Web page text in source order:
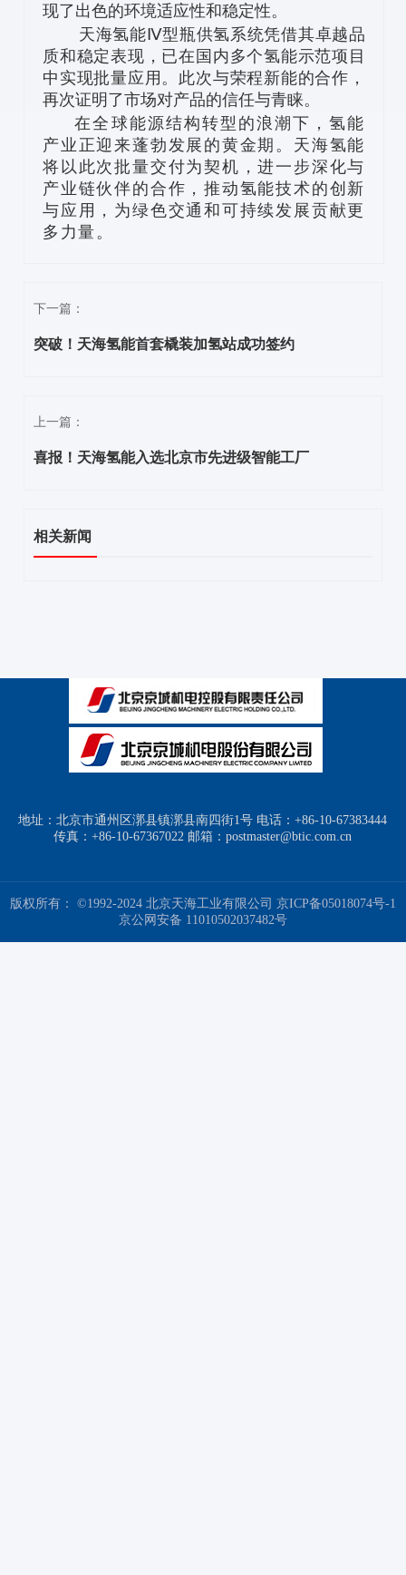
现了出色的环境适应性和稳定性。
天海氢能Ⅳ型瓶供氢系统凭借其卓越品
质和稳定表现，已在国内多个氢能示范项目
中实现批量应用。此次与荣程新能的合作，
再次证明了市场对产品的信任与青睐。
在全球能源结构转型的浪潮下，氢能
产业正迎来蓬勃发展的黄金期。天海氢能
将以此次批量交付为契机，进一步深化与
产业链伙伴的合作，推动氢能技术的创新
与应用，为绿色交通和可持续发展贡献更
多力量。
下一篇：
突破！天海氢能首套橇装加氢站成功签约
上一篇：
喜报！天海氢能入选北京市先进级智能工厂
相关新闻
地址：北京市通州区漷县镇漷县南四街1号 电话：+86-10-67383444
传真：+86-10-67367022 邮箱：postmaster@btic.com.cn
版权所有： ©1992-2024 北京天海工业有限公司 京ICP备05018074号-1
京公网安备 11010502037482号